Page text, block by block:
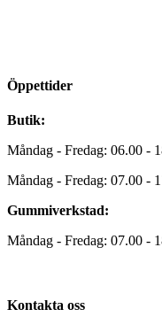
Öppettider
Butik:
Måndag - Fredag: 06.00 -
Måndag - Fredag: 07.00 -
Gummiverkstad:
Måndag - Fredag: 07.00 -
Kontakta oss